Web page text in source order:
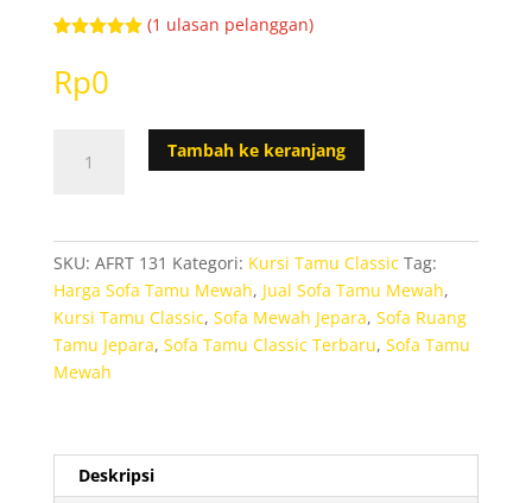
berdasarka
penilaian
(1 ulasan pelanggan)
Rp0
Tambah ke keranjang
SKU: AFRT 131 Kategori: Kursi Tamu Classic Tag:
Harga Sofa Tamu Mewah, Jual Sofa Tamu Mewah,
Kursi Tamu Classic, Sofa Mewah Jepara, Sofa Ruang
Tamu Jepara, Sofa Tamu Classic Terbaru, Sofa Tamu
Mewah
Deskripsi